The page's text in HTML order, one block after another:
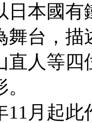
日本國有
舞台，描
直人等
11月起